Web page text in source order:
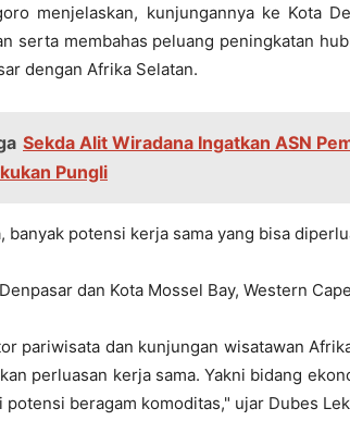
menjelaskan, kunjungannya ke Kota
serta membahas peluang peningkatan
dengan Afrika Selatan.
Sekda Alit Wiradana Ingatkan ASN
Pungli
banyak potensi kerja sama yang bisa
dan Kota Mossel Bay, Western
pariwisata dan kunjungan wisatawan
perluasan kerja sama. Yakni bidang
potensi beragam komoditas," ujar Dubes